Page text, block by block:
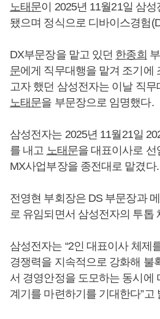
노태문이 2025년 11월21일 삼
됐으며 정식으로 디바이스경험
DX부문장을 맡고 있던 한종희
문에게 직무대행을 맡겨 조기에
고자 했던 삼성전자는 이날 직
노태문을 부문장으로 임명했다.
삼성전자는 2025년 11월21일
를 내고 노태문을 대표이사로
MX사업부장을 종전대로 맡겼다.
전영현 부회장은 DS 부문장과
로 유임되면서 삼성전자의 투톱
삼성전자는 “2인 대표이사 체제
경쟁력을 지속적으로 강화해 불
서 경영안정을 도모하는 동시에
계기를 마련하기를 기대한다”고